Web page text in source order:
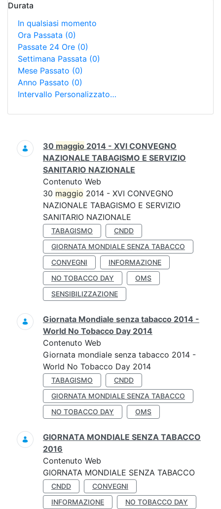
Durata
In qualsiasi momento
Ora Passata (0)
Passate 24 Ore (0)
Settimana Passata (0)
Mese Passato (0)
Anno Passato (0)
Intervallo Personalizzato…
Ricerca
30 maggio 2014 - XVI CONVEGNO
NAZIONALE TABAGISMO E SERVIZIO
SANITARIO NAZIONALE
Contenuto Web
30 maggio 2014 - XVI CONVEGNO
NAZIONALE TABAGISMO E SERVIZIO
SANITARIO NAZIONALE
TABAGISMO
CNDD
GIORNATA MONDIALE SENZA TABACCO
CONVEGNI
INFORMAZIONE
NO TOBACCO DAY
OMS
SENSIBILIZZAZIONE
Giornata Mondiale senza tabacco 2014 -
World No Tobacco Day 2014
Contenuto Web
Giornata mondiale senza tabacco 2014 -
World No Tobacco Day 2014
TABAGISMO
CNDD
GIORNATA MONDIALE SENZA TABACCO
NO TOBACCO DAY
OMS
GIORNATA MONDIALE SENZA TABACCO
2016
Contenuto Web
GIORNATA MONDIALE SENZA TABACCO
CNDD
CONVEGNI
INFORMAZIONE
NO TOBACCO DAY